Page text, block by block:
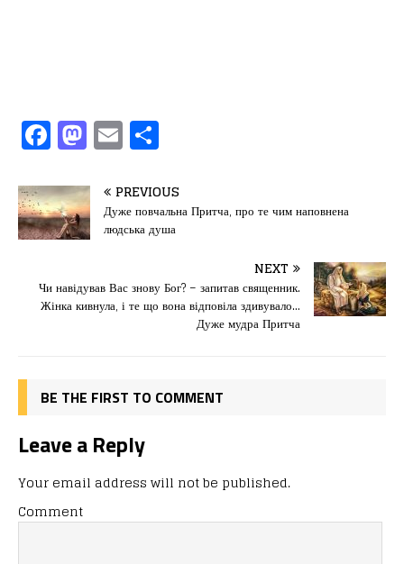
F
a
c
e
b
o
o
M
a
st
o
d
o
n
E
m
ai
l
іл
и
т
ис
я
PREVIOUS
Дуже повчальна Притча, про те чим наповнена
людська душа
NEXT
Чи навідував Вас знову Бог? – запитав священник.
Жінка кивнула, і те що вона відповіла здивувало…
Дуже мудра Притча
BE THE FIRST TO COMMENT
Leave a Reply
Your email address will not be published.
Comment